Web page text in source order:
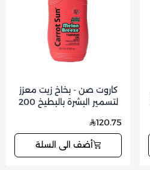
كاروت صن - بخاخ زيت معزز
لتسمير البشرة بالبطيخ 200
120.75
أضف الى السلة